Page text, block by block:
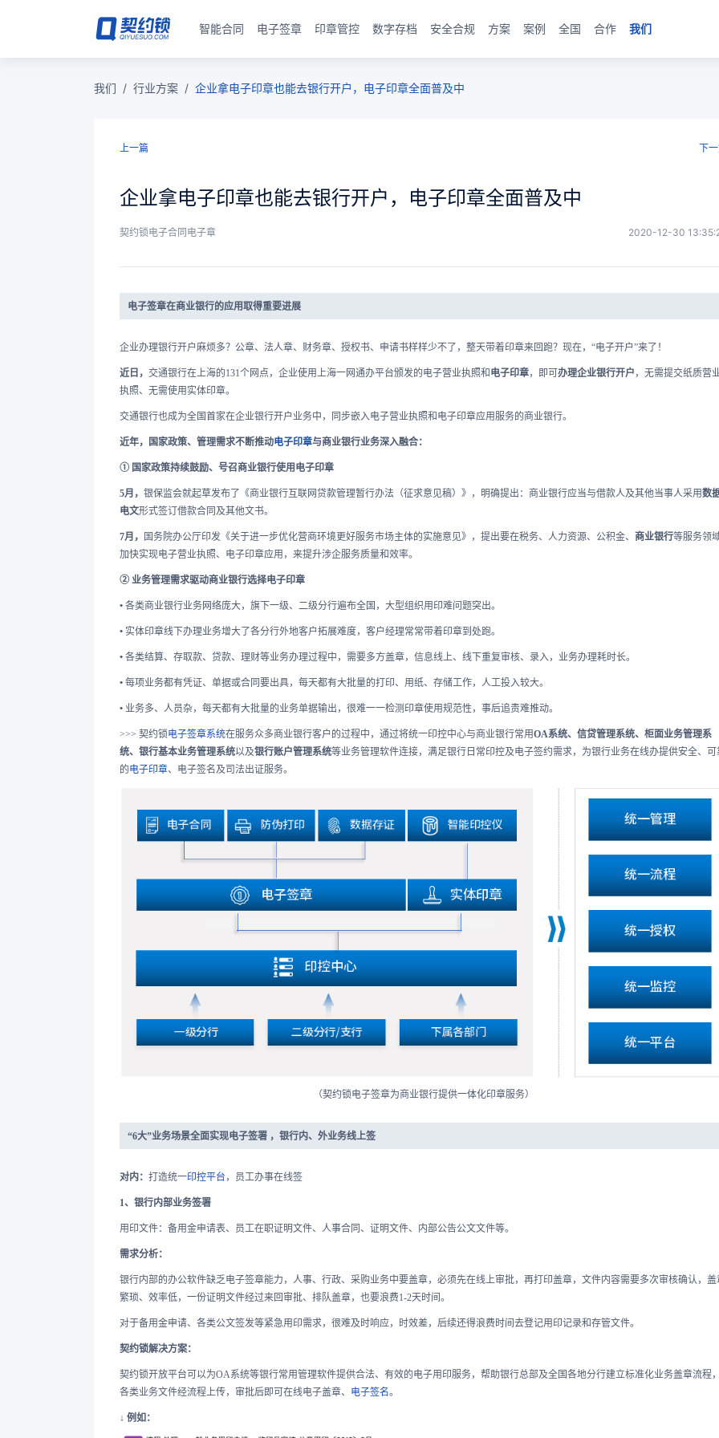
智能合同 电子签章 印章管控 数字存档 安全合规 方案 案例 全国 合作 我们
我们 / 行业方案 / 企业拿电子印章也能去银行开户，电子印章全面普及中
上一篇 下
企业拿电子印章也能去银行开户，电子印章全面普及中
契约锁电子合同电子章 2020-12-30
电子签章在商业银行的应用取得重要进展
企业办理银行开户麻烦多？公章、法人章、财务章、授权书、申请书样样少不了，整天带着印章来回跑？现在，“电子开户”来了！
近日， 交通银行在上海的131个网点，企业使用上海一网通办平台颁发的电子营业执照和 电子印章，即可 办理企业银行开户 ，无需提交纸质营
执照、无需使用实体印章。
交通银行也成为全国首家在企业银行开户业务中，同步嵌入电子营业执照和电子印章应用服务的商业银行。
近年，国家政策、管理需求不断推动电子印章与商业银行业务深入融合：
① 国家政策持续鼓励、号召商业银行使用电子印章
5月， 银保监会就起草发布了《商业银行互联网贷款管理暂行办法（征求意见稿）》，明确提出：商业银行应当与借款人及其他当事人采用数
电文形式签订借款合同及其他文书。
7月， 国务院办公厅印发《关于进一步优化营商环境更好服务市场主体的实施意见》，提出要在税务、人力资源、公积金、 商业银行等服务领
加快实现电子营业执照、电子印章应用，来提升涉企服务质量和效率。
② 业务管理需求驱动商业银行选择电子印章
• 各类商业银行业务网络庞大，旗下一级、二级分行遍布全国，大型组织用印难问题突出。
• 实体印章线下办理业务增大了各分行外地客户拓展难度，客户经理常常带着印章到处跑。
• 各类结算、存取款、贷款、理财等业务办理过程中，需要多方盖章，信息线上、线下重复审核、录入，业务办理耗时长。
• 每项业务都有凭证、单据或合同要出具，每天都有大批量的打印、用纸、存储工作，人工投入较大。
• 业务多、人员杂，每天都有大批量的业务单据输出，很难一一检测印章使用规范性，事后追责难推动。
>>> 契约锁电子签章系统在服务众多商业银行客户的过程中，通过将统一印控中心与商业银行常用OA系统、信贷管理系统、柜面业务管理系
统、银行基本业务管理系统以及银行账户管理系统等业务管理软件连接，满足银行日常印控及电子签约需求，为银行业务在线办提供安全、可
的电子印章、电子签名及司法出证服务。
（契约锁电子签章为商业银行提供一体化印章服务）
“6大”业务场景全面实现电子签署 ，银行内、外业务线上签
对内： 打造统一印控平台 ，员工办事在线签
1、银行内部业务签署
用印文件：备用金申请表、员工在职证明文件、人事合同、证明文件、内部公告公文文件等。
需求分析：
银行内部的办公软件缺乏电子签章能力，人事、行政、采购业务中要盖章，必须先在线上审批，再打印盖章，文件内容需要多次审核确认，盖
繁琐、效率低，一份证明文件经过来回审批、排队盖章，也要浪费1-2天时间。
对于备用金申请、各类公文签发等紧急用印需求，很难及时响应，时效差，后续还得浪费时间去登记用印记录和存管文件。
契约锁解决方案：
契约锁开放平台可以为OA系统等银行常用管理软件提供合法、有效的电子用印服务，帮助银行总部及全国各地分行建立标准化业务盖章流程
各类业务文件经流程上传，审批后即可在线电子盖章、 电子签名。
↓ 例如：